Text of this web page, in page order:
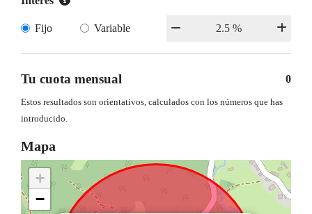
Fijo Variable
Tu cuota mensual 0
Estos resultados son orientativos, calculados con los números que has
introducido.
Mapa
+
−